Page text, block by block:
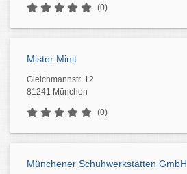
(0)
Mister Minit
Gleichmannstr. 12
81241 München
(0)
Münchener Schuhwerkstätten GmbH